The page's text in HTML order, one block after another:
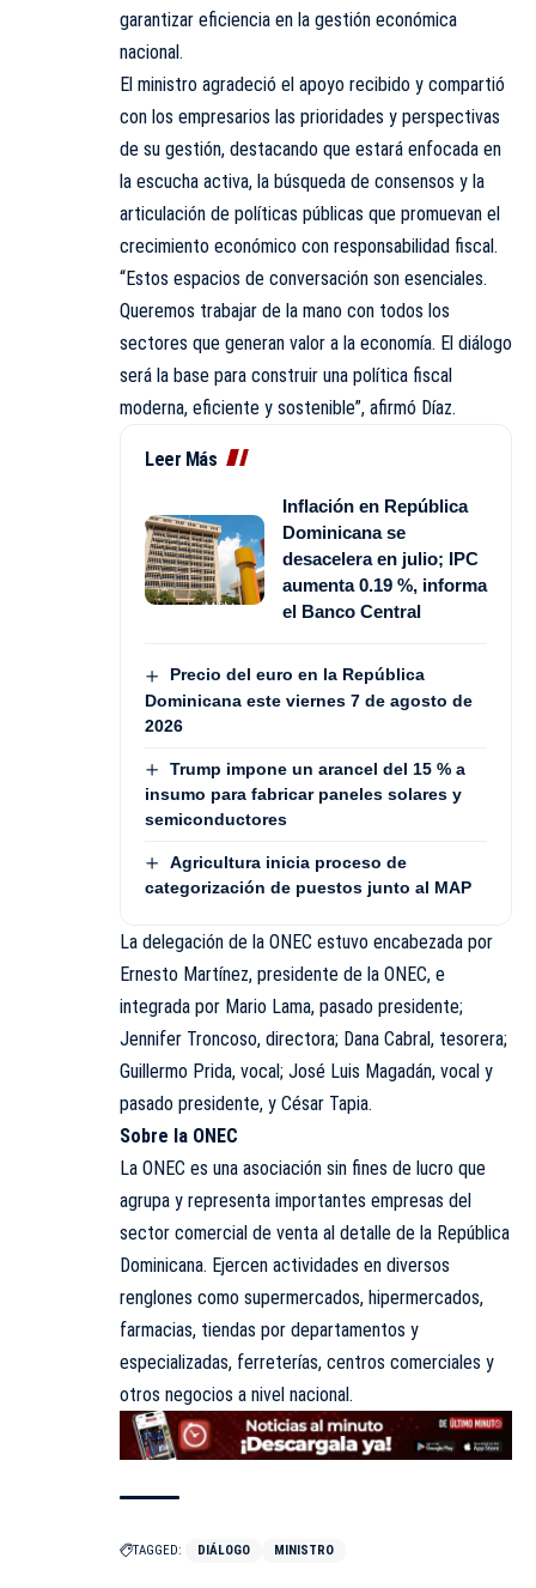
garantizar eficiencia en la gestión económica
nacional.
El ministro agradeció el apoyo recibido y compartió
con los empresarios las prioridades y perspectivas
de su gestión, destacando que estará enfocada en
la escucha activa, la búsqueda de consensos y la
articulación de políticas públicas que promuevan el
crecimiento económico con responsabilidad fiscal.
“Estos espacios de conversación son esenciales.
Queremos trabajar de la mano con todos los
sectores que generan valor a la economía. El diálogo
será la base para construir una política fiscal
moderna, eficiente y sostenible”, afirmó Díaz.
Leer Más
Inflación en República
Dominicana se
desacelera en julio; IPC
aumenta 0.19 %, informa
el Banco Central
Precio del euro en la República
Dominicana este viernes 7 de agosto de
2026
Trump impone un arancel del 15 % a
insumo para fabricar paneles solares y
semiconductores
Agricultura inicia proceso de
categorización de puestos junto al MAP
La delegación de la ONEC estuvo encabezada por
Ernesto Martínez, presidente de la ONEC, e
integrada por Mario Lama, pasado presidente;
Jennifer Troncoso, directora; Dana Cabral, tesorera;
Guillermo Prida, vocal; José Luis Magadán, vocal y
pasado presidente, y César Tapia.
Sobre la ONEC
La ONEC es una asociación sin fines de lucro que
agrupa y representa importantes empresas del
sector comercial de venta al detalle de la República
Dominicana. Ejercen actividades en diversos
renglones como supermercados, hipermercados,
farmacias, tiendas por departamentos y
especializadas, ferreterías, centros comerciales y
otros negocios a nivel nacional.
TAGGED: DIÁLOGO MINISTRO